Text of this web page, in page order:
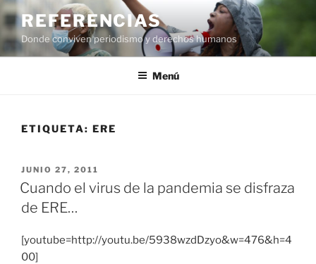
al
contenido
REFERENCIAS
Donde conviven periodismo y derechos humanos
Menú
ETIQUETA: ERE
PUBLICADO
EL
JUNIO 27, 2011
Cuando el virus de la pandemia se disfraza
de ERE…
[youtube=http://youtu.be/5938wzdDzyo&w=476&h=4
00]